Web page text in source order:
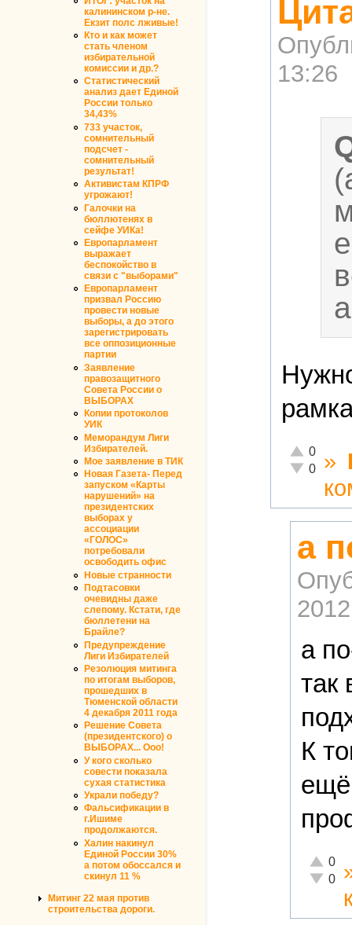
калининском р-не.
Екзит полс лживые!
Кто и как может
стать членом
избирательной
комиссии и др.?
Статистический
анализ дает Единой
России только
34,43%
733 участок,
сомнительный
подсчет -
сомнительный
результат!
Активистам КПРФ
угрожают!
Галочки на
бюллютенях в
сейфе УИКа!
Европарламент
выражает
беспокойство в
связи с "выборами"
Европарламент
призвал Россию
провести новые
выборы, а до этого
зарегистрировать
все оппозиционные
партии
Заявление
правозащитного
Совета России о
ВЫБОРАХ
Копии протоколов
УИК
Меморандум Лиги
Избирателей.
Мое заявление в ТИК
Новая Газета- Перед
запуском «Карты
нарушений» на
президентских
выборах у
ассоциации
«ГОЛОС»
потребовали
освободить офис
Новые странности
Подтасовки
очевидны даже
слепому. Кстати, где
бюллетени на
Брайле?
Предупреждение
Лиги Избирателей
Резолюция митинга
по итогам выборов,
прошедших в
Тюменской области
4 декабря 2011 года
Решение Совета
(президентского) о
ВЫБОРАХ... Ооо!
У кого сколько
совести показала
сухая статистика
Украли победу?
Фальсификации в
г.Ишиме
продолжаются.
Халин накинул
Единой России 30%
а потом обоссался и
скинул 11 %
Митинг 22 мая против
строительства дороги.
13:26
Отлично!
0
0 »
а
а
так
К
ещё
0
0